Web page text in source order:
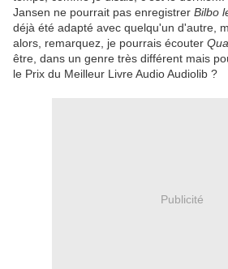
Jansen ne pourrait pas enregistrer Bilbo
déjà été adapté avec quelqu'un d'autre,
alors, remarquez, je pourrais écouter
être, dans un genre très différent mais
le Prix du Meilleur Livre Audio Audiolib ?
Publicité